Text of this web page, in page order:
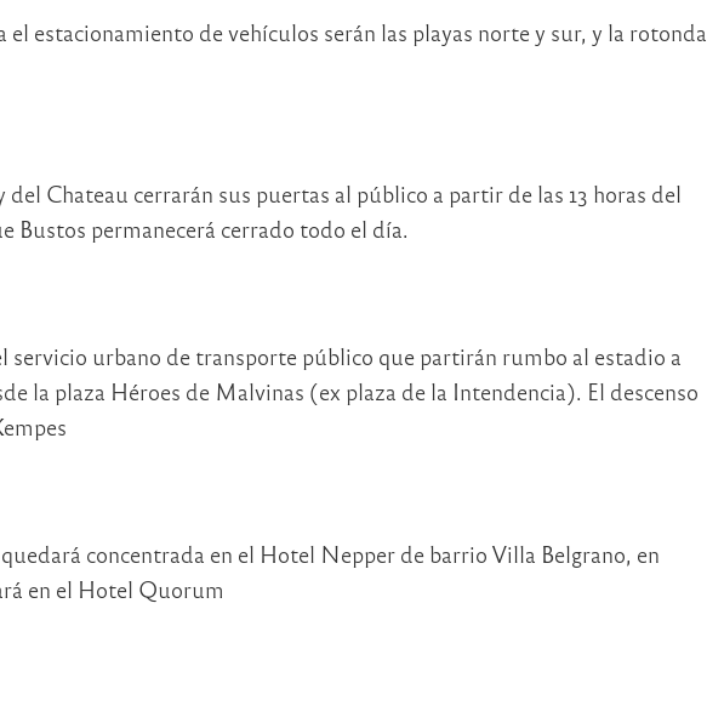
el estacionamiento de vehículos serán las playas norte y sur, y la rotonda
del Chateau cerrarán sus puertas al público a partir de las 13 horas del
Bustos permanecerá cerrado todo el día.
servicio urbano de transporte público que partirán rumbo al estadio a
la plaza Héroes de Malvinas (ex plaza de la Intendencia). El descenso
quedará concentrada en el Hotel Nepper de barrio Villa Belgrano, en
en el Hotel Quorum